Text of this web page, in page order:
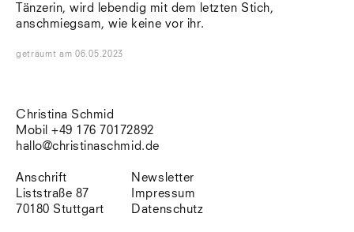
Tänzerin, wird lebendig mit dem letzten Stich,
anschmiegsam, wie keine vor ihr.
geträumt am06.05.2023
Christina Schmid
Mobil +49 176 70172892
hallo@christinaschmid.de
Anschrift
Liststraße 87
70180 Stuttgart
Newsletter
Impressum
Datenschutz